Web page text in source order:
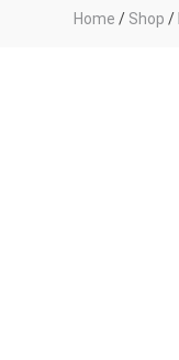
Home / Shop /